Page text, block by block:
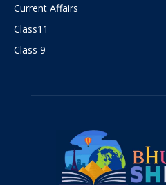
Current Affairs
Class11
Class 9